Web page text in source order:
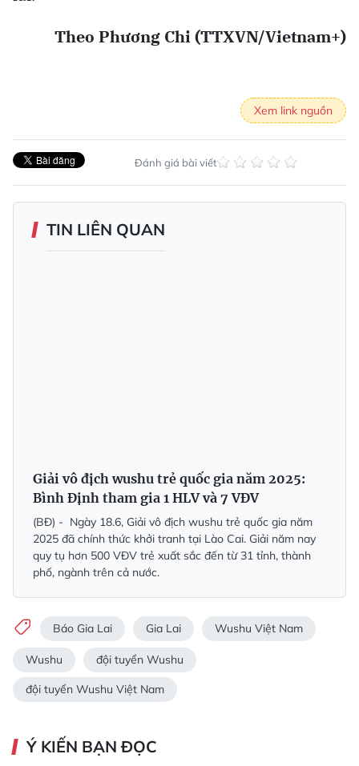
Theo Phương Chi (TTXVN/Vietnam+)
Xem link nguồn
Đánh giá bài viết
TIN LIÊN QUAN
Giải vô địch wushu trẻ quốc gia năm 2025:
Bình Định tham gia 1 HLV và 7 VĐV
(BĐ) - Ngày 18.6, Giải vô địch wushu trẻ quốc gia năm
2025 đã chính thức khởi tranh tại Lào Cai. Giải năm nay
quy tụ hơn 500 VĐV trẻ xuất sắc đến từ 31 tỉnh, thành
phố, ngành trên cả nước.
Báo Gia Lai Gia Lai Wushu Việt Nam
Wushu đội tuyển Wushu
đội tuyển Wushu Việt Nam
Ý KIẾN BẠN ĐỌC